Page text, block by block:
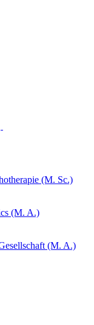
(M. Sc.)
(M. A.)
(M. A.)